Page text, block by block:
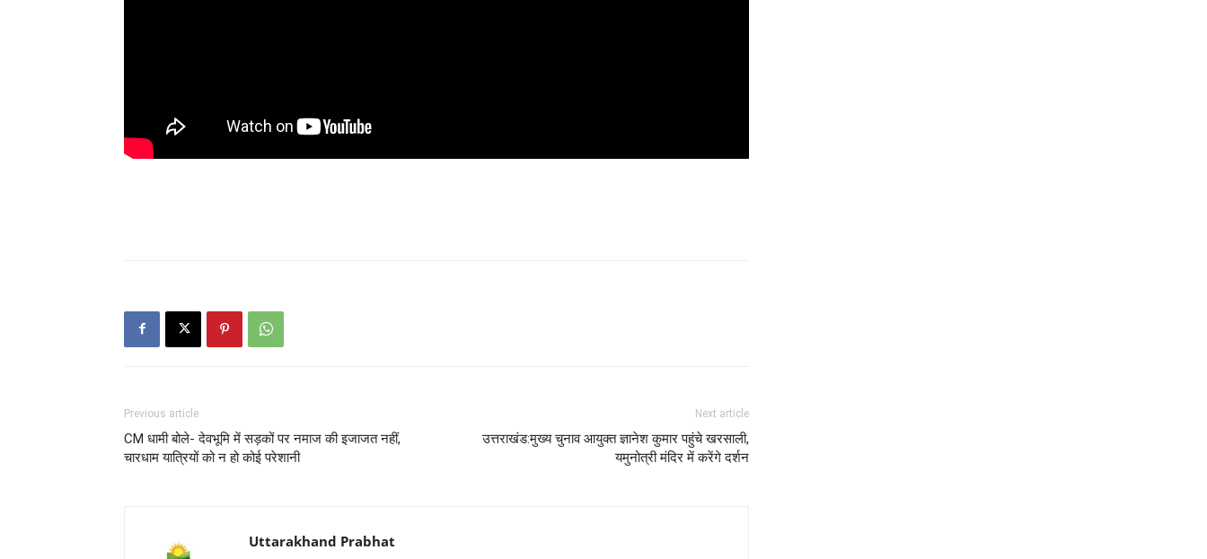
Previous article
CM धामी बोले- देवभूमि में सड़कों पर नमाज की इजाजत नहीं,
चारधाम यात्रियों को न हो कोई परेशानी
Next article
उत्तराखंड:मुख्य चुनाव आयुक्त ज्ञानेश कुमार पहुंचे खरसाली,
यमुनोत्री मंदिर में करेंगे दर्शन
Uttarakhand Prabhat